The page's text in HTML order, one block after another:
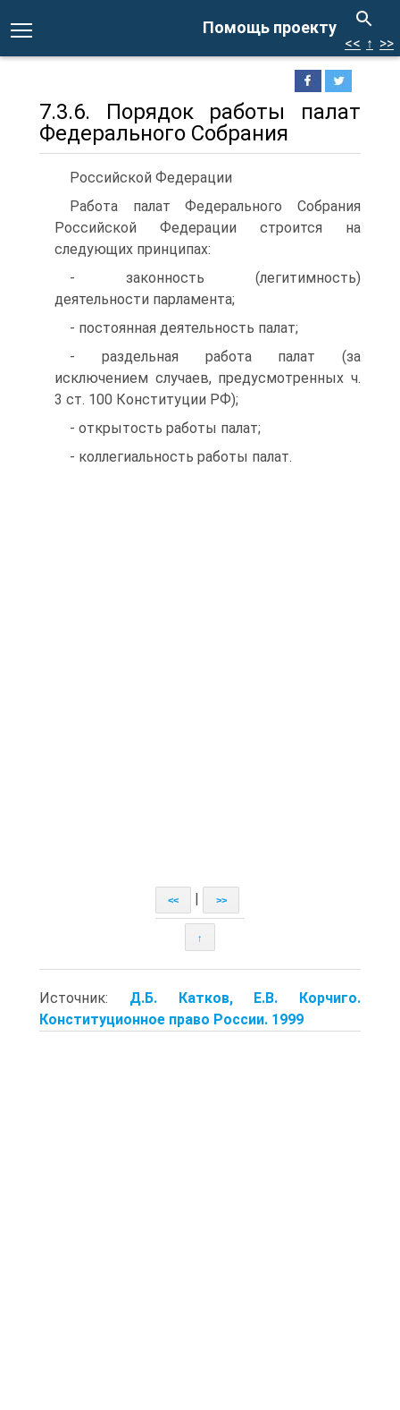
Помощь проекту
<< ↑ >>
7.3.6. Порядок работы палат
Федерального Собрания
Российской Федерации
Работа палат Федерального Собрания
Российской Федерации строится на
следующих принципах:
- законность (легитимность)
деятельности парламента;
- постоянная деятельность палат;
- раздельная работа палат (за
исключением случаев, предусмотренных ч.
3 ст. 100 Конституции РФ);
- открытость работы палат;
- коллегиальность работы палат.
<< >>
↑
Источник: Д.Б. Катков, Е.В. Корчиго.
Конституционное право России. 1999